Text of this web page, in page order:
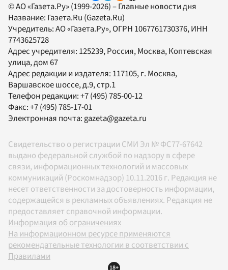
© АО «Газета.Ру» (1999-2026) – Главные новости дня
Название: Газета.Ru (Gazeta.Ru)
Учредитель:АО «Газета.Ру», ОГРН 1067761730376, ИНН
7743625728
Адрес учредителя: 125239, Россия, Москва, Коптевская
улица, дом 67
Адрес редакции и издателя: 117105, г. Москва,
Варшавское шоссе, д.9, стр.1
Телефон редакции:+7 (495) 785-00-12
Факс:+7 (495) 785-17-01
Электронная почта:gazeta@gazeta.ru
Свидетельство о регистрации СМИ Эл № ФС77-67642
выдано федеральной службой по надзору в сфере
связи, информационных технологий и массовых
коммуникаций (Роскомнадзор) 10.11.2016 г. Редакция не
несет ответственности за достоверность информации,
содержащейся в рекламных объявлениях. Редакция не
предоставляет справочной информации.
Информация об ограничениях
На информационном ресурсе применяются
рекомендательные технологии в соответствии с
Правилами
18+